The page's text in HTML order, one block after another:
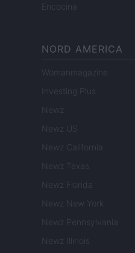
Encocina
NORD AMERICA
Womanmagazine
Investing Plus
Newz
Newz US
Newz California
Newz Texas
Newz Florida
Newz New York
Newz Pennsylvania
Newz Illinois